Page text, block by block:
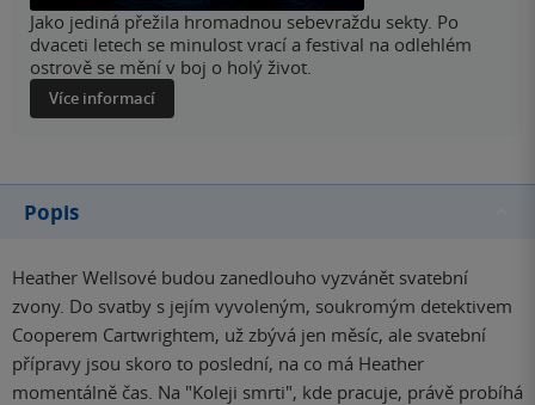
Jako jediná přežila hromadnou sebevraždu sekty. Po
dvaceti letech se minulost vrací a festival na odlehlém
ostrově se mění v boj o holý život.
Více informací
Popis
Heather Wellsové budou zanedlouho vyzvánět svatební
zvony. Do svatby s jejím vyvoleným, soukromým detektivem
Cooperem Cartwrightem, už zbývá jen měsíc, ale svatební
přípravy jsou skoro to poslední, na co má Heather
momentálně čas. Na "Koleji smrti", kde pracuje, právě probíhá